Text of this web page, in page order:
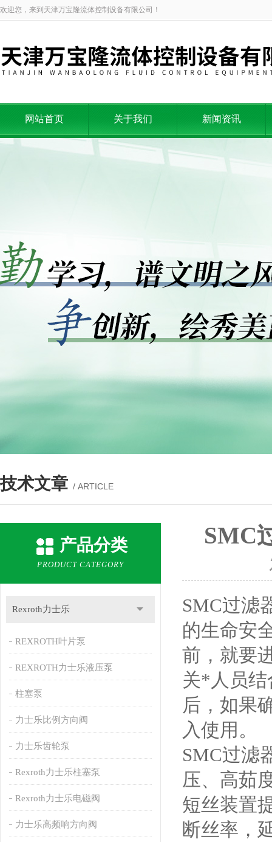
欢迎您，来到天津万宝隆流体控制设备有限公司！
网站首页 关于我们 新闻资讯
技术文章 / ARTICLE
产品分类
PRODUCT CATEGORY
Rexroth力士乐
REXROTH叶片泵
REXROTH力士乐液压泵
柱塞泵
力士乐比例方向阀
力士乐齿轮泵
Rexroth力士乐柱塞泵
Rexroth力士乐电磁阀
力士乐高频响方向阀
SMC
SMC过滤
的生命安
前，就要
关*人员结
后，如果
入使用。
SMC过滤
压、高茹
短丝装置
断丝率，